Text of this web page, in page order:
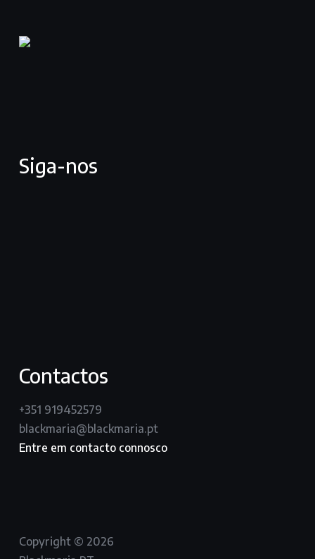
Siga-nos
Contactos
+351 919452579
blackmaria@blackmaria.pt
Entre em contacto connosco
Copyright © 2026